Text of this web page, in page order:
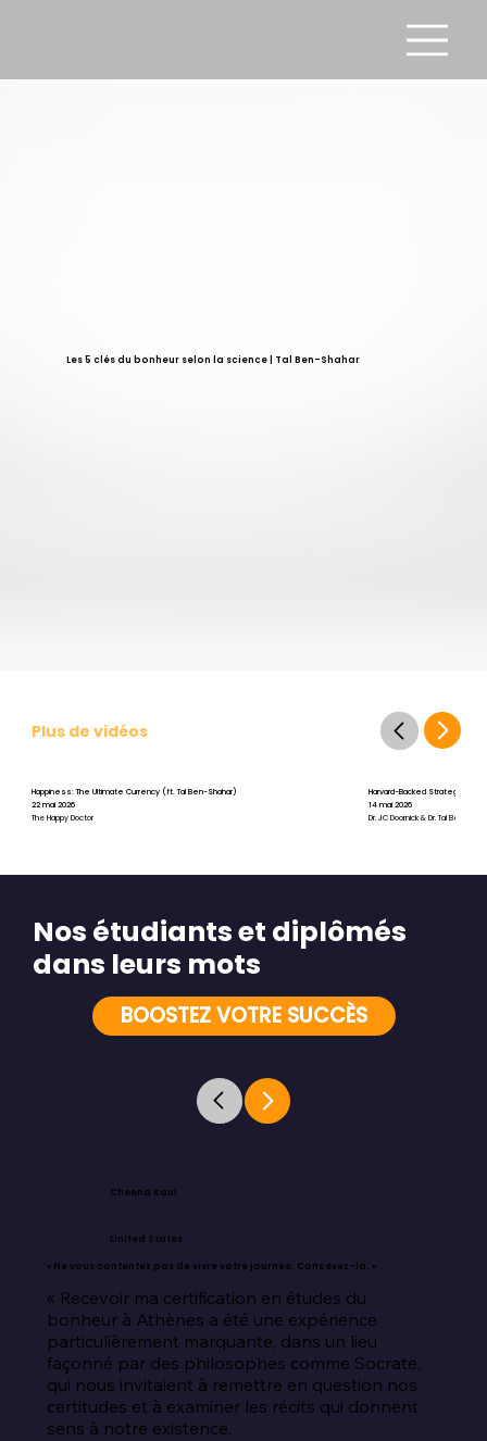
Les 5 clés du bonheur selon la science | Tal Ben-Shahar
Plus de vidéos
Happiness: The Ultimate Currency (ft. Tal Ben-Shahar)
22 mai 2026
The Happy Doctor
Harvard-Backed Strategies for
14 mai 2026
Dr. JC Doornick & Dr. Tal Ben-
BOOSTEZ VOTRE SUCCÈS
Nos étudiants et diplômés
dans leurs mots
Cheena Kaul
United States
« Ne vous contentez pas de vivre votre journée. Concevez-la. »
« Recevoir ma certification en études du
bonheur à Athènes a été une expérience
particulièrement marquante, dans un lieu
façonné par des philosophes comme Socrate,
qui nous invitaient à remettre en question nos
certitudes et à examiner les récits qui donnent
sens à notre existence.